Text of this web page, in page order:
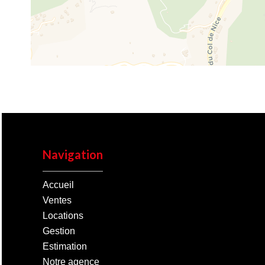
Navigation
Accueil
Ventes
Locations
Gestion
Estimation
Notre agence